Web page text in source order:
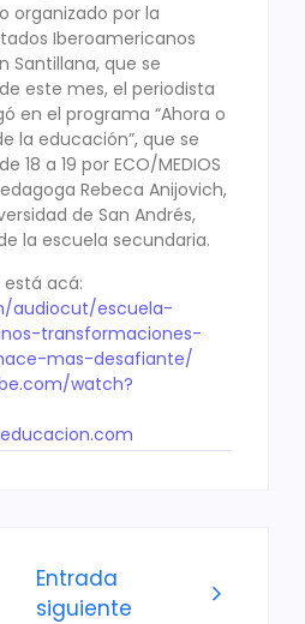
organizado por la
Iberoamericanos
Santillana, que se
este mes, el periodista
en el programa “Ahora o
la educación”, que se
18 a 19 por ECO/MEDIOS
Rebeca Anijovich,
de San Andrés,
la escuela secundaria.
acá:
audiocut/escuela-
transformaciones-
mas-desafiante/
watch?
Entrada
siguiente